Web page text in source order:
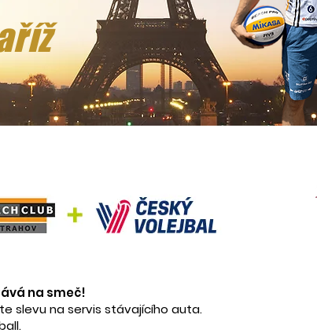
na smeč!
slevu na servis stávajícího auta.